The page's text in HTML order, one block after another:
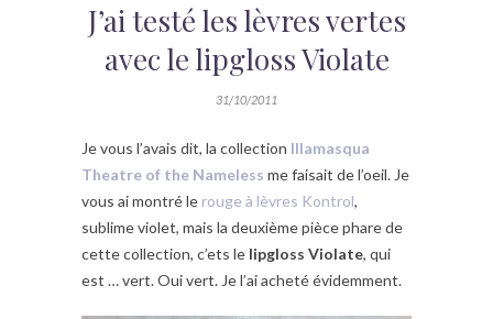
J’ai testé les lèvres vertes
avec le lipgloss Violate
31/10/2011
Je vous l’avais dit, la collection Illamasqua
Theatre of the Nameless me faisait de l’oeil. Je
vous ai montré le rouge à lèvres Kontrol,
sublime violet, mais la deuxième pièce phare de
cette collection, c’ets le lipgloss Violate, qui
est … vert. Oui vert. Je l’ai acheté évidemment.